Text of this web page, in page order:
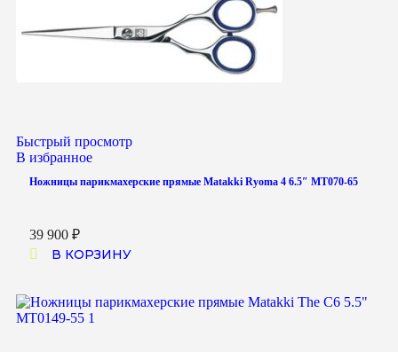
Быстрый просмотр
В избранное
Ножницы парикмахерские прямые Matakki Ryoma 4 6.5″ MT070-65
39 900 ₽
В КОРЗИНУ